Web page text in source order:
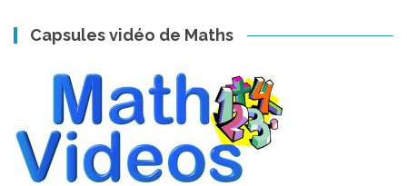
Capsules vidéo de Maths